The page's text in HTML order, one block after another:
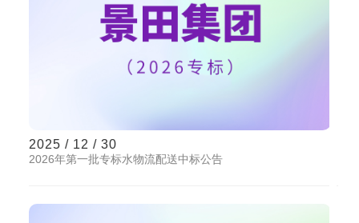
2025 / 12 / 30
2026年第一批专标水物流配送中标公告